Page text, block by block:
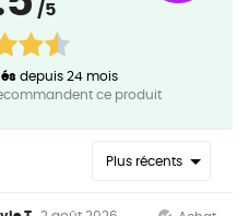
/5
depuis 24 mois
ce produit
Plus récents